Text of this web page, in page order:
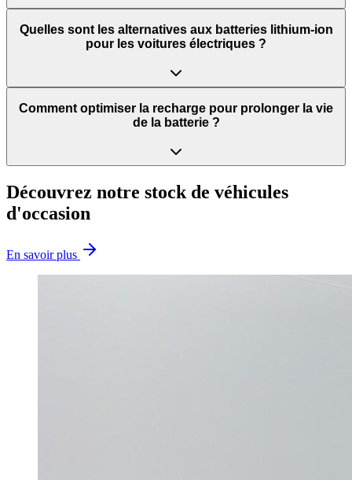
Quelles sont les alternatives aux batteries lithium-ion
pour les voitures électriques ?
Comment optimiser la recharge pour prolonger la vie
de la batterie ?
Découvrez notre stock de véhicules
d'occasion
En savoir plus